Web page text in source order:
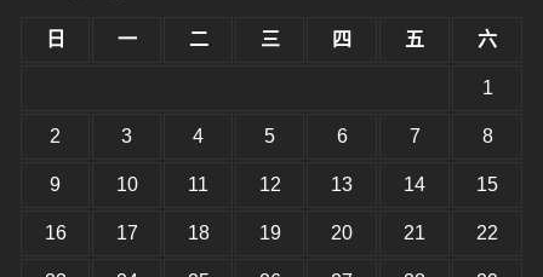
小。
日 一 二 三 四 五 六
1
2 3 4 5 6 7 8
9 10 11 12 13 14 15
16 17 18 19 20 21 22